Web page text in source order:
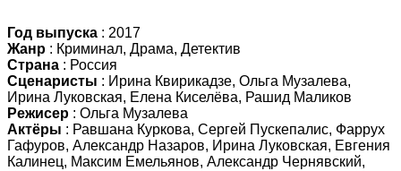
Год выпуска : 2017
Жанр : Криминал, Драма, Детектив
Страна : Россия
Сценаристы : Ирина Квирикадзе, Ольга Музалева,
Ирина Луковская, Елена Киселёва, Рашид Маликов
Режисер : Ольга Музалева
Актёры : Равшана Куркова, Сергей Пускепалис, Фаррух
Гафуров, Александр Назаров, Ирина Луковская, Евгения
Калинец, Максим Емельянов, Александр Чернявский,